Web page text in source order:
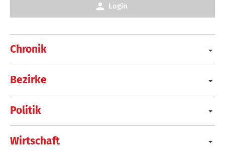
Chronik
Bezirke
Politik
Wirtschaft
Login